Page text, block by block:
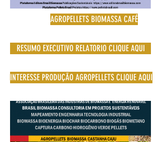
AGROPELLETS BIOMASSA CAFÉ
RESUMO EXECUTIVO RELATORIO CLIQUE AQUI
INTERESSE PRODUÇÃO AGROPELLETS CLIQUE AQUI